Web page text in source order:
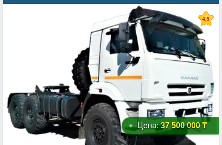
4.9
Цена:37 500 000 ₸